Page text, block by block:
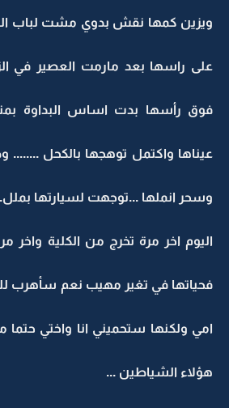
ويزين كمها نقش بدوي مشت لباب
على راسها بعد مارمت العصير في
فوق رأسها بدت اساس البداوة
عيناها واكتمل توهجها بالكحل ........
وسحر انملها ...توجهت لسيارتها
اليوم اخر مرة تخرج من الكلية واخر
فحياتها في تغير مهيب نعم سأهرب
امي ولكنها ستحميني انا واختي
هؤلاء الشياطين ...